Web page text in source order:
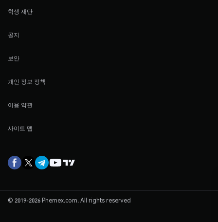
학생 재단
공지
보안
개인 정보 정책
이용 약관
사이트 맵
© 2019-2026 Phemex.com. All rights reserved